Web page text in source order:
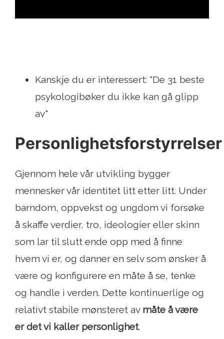
Kanskje du er interessert: "De 31 beste
psykologibøker du ikke kan gå glipp
av"
Personlighetsforstyrrelser
Gjennom hele vår utvikling bygger
mennesker vår identitet litt etter litt. Under
barndom, oppvekst og ungdom vi forsøke
å skaffe verdier, tro, ideologier eller skinn
som lar til slutt ende opp med å finne
hvem vi er, og danner en selv som ønsker å
være og konfigurere en måte å se, tenke
og handle i verden. Dette kontinuerlige og
relativt stabile mønsteret av måte å være
er det vi kaller personlighet.